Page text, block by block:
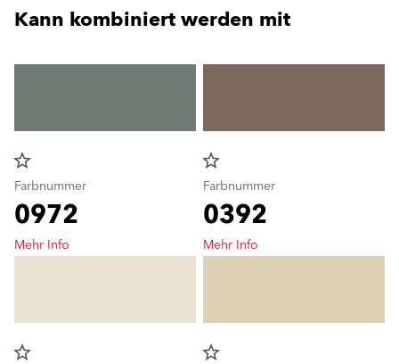
Kann kombiniert werden mit
star_border
Farbnummer
0972
Mehr Info
star_border
star_border
Farbnummer
0392
Mehr Info
star_border